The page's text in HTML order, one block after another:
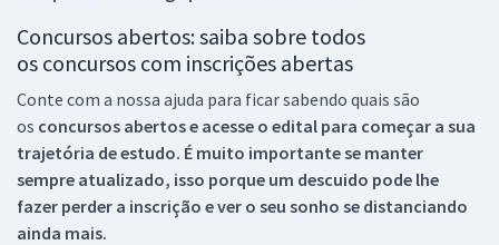
Concursos abertos: saiba sobre todos
os concursos com inscrições abertas
Conte com a nossa ajuda para ficar sabendo quais são
os concursos abertos e acesse o edital para começar a sua
trajetória de estudo. É muito importante se manter
sempre atualizado, isso porque um descuido pode lhe
fazer perder a inscrição e ver o seu sonho se distanciando
ainda mais.